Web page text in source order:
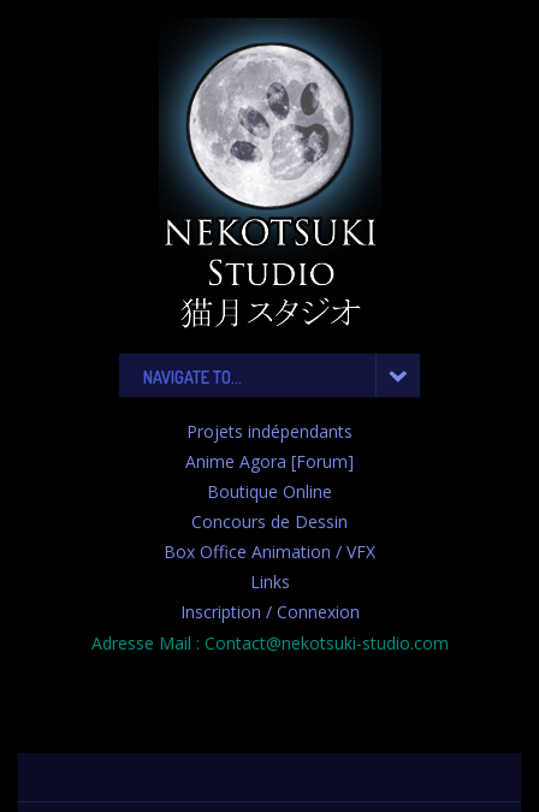
NAVIGATE TO...
Projets indépendants
Anime Agora [Forum]
Boutique Online
Concours de Dessin
Box Office Animation / VFX
Links
Inscription / Connexion
Adresse Mail : Contact@nekotsuki-studio.com